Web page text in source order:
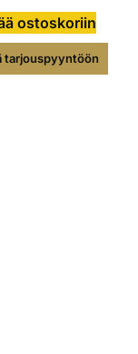
ostoskoriin
tarjouspyyntöön